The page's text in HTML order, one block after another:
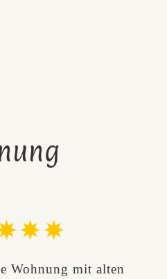
Wohnung mit alten